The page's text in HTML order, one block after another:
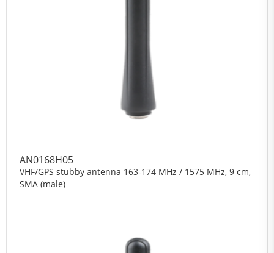
AN0168H05
VHF/GPS stubby antenna 163-174 MHz / 1575 MHz, 9 cm,
SMA (male)